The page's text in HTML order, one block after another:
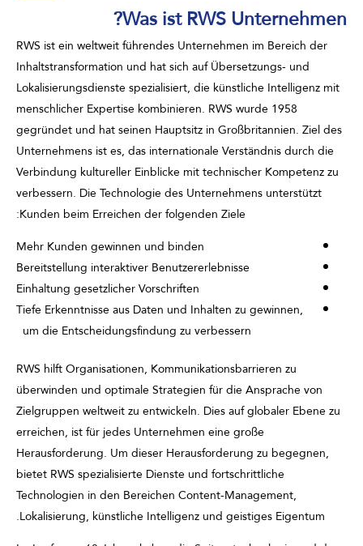
Was ist RWS Unternehmen?
RWS ist ein weltweit führendes Unternehmen im Bereich der
Inhaltstransformation und hat sich auf Übersetzungs- und
Lokalisierungsdienste spezialisiert, die künstliche Intelligenz mit
menschlicher Expertise kombinieren. RWS wurde 1958
gegründet und hat seinen Hauptsitz in Großbritannien. Ziel des
Unternehmens ist es, das internationale Verständnis durch die
Verbindung kultureller Einblicke mit technischer Kompetenz zu
verbessern. Die Technologie des Unternehmens unterstützt
Kunden beim Erreichen der folgenden Ziele:
Mehr Kunden gewinnen und binden
Bereitstellung interaktiver Benutzererlebnisse
Einhaltung gesetzlicher Vorschriften
Tiefe Erkenntnisse aus Daten und Inhalten zu gewinnen,
um die Entscheidungsfindung zu verbessern
RWS hilft Organisationen, Kommunikationsbarrieren zu
überwinden und optimale Strategien für die Ansprache von
Zielgruppen weltweit zu entwickeln. Dies auf globaler Ebene zu
erreichen, ist für jedes Unternehmen eine große
Herausforderung. Um dieser Herausforderung zu begegnen,
bietet RWS spezialisierte Dienste und fortschrittliche
Technologien in den Bereichen Content-Management,
Lokalisierung, künstliche Intelligenz und geistiges Eigentum.